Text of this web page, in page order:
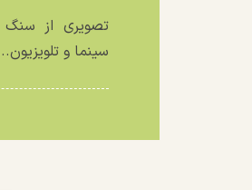
تصویری از سنگ
سینما و